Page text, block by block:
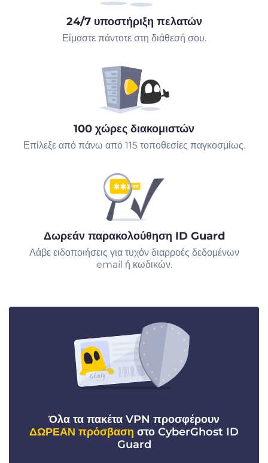
24/7 υποστήριξη πελατών
Είμαστε πάντοτε στη διάθεσή σου.
100 χώρες διακομιστών
Επίλεξε από πάνω από 115 τοποθεσίες παγκοσμίως.
Δωρεάν παρακολούθηση ID Guard
Λάβε ειδοποιήσεις για τυχόν διαρροές δεδομένων
email ή κωδικών.
Όλα τα πακέτα VPN προσφέρουν
ΔΩΡΕΑΝ πρόσβαση στο CyberGhost ID
Guard